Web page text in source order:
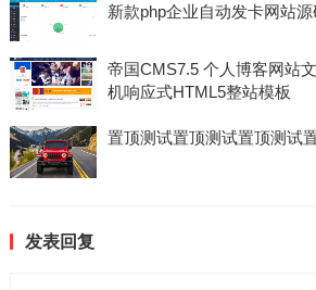
新款php企业自动发卡网站
帝国CMS7.5 个人博客网站
机响应式HTML5整站模板
置顶测试置顶测试置顶测试
发表回复